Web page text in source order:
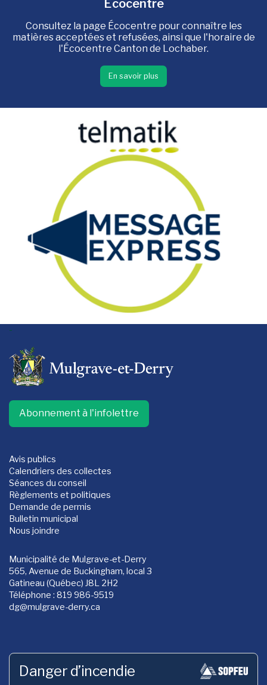
Écocentre
Consultez la page Écocentre pour connaître les
matières acceptées et refusées, ainsi que l'horaire de
l'Écocentre Canton de Lochaber.
En savoir plus
-
Abonnement à l'infolettre
Avis publics
Calendriers des collectes
Séances du conseil
Règlements et politiques
Demande de permis
Bulletin municipal
Nous joindre
Municipalité de Mulgrave-et-Derry
565, Avenue de Buckingham, local 3
Gatineau (Québec) J8L 2H2
Téléphone : 819 986-9519
dg@mulgrave-derry.ca
Danger d’incendie